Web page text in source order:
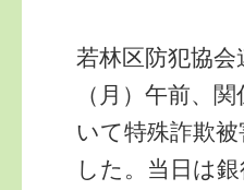
若林区防犯協
（月）午前、
いて特殊詐欺
した。当日は